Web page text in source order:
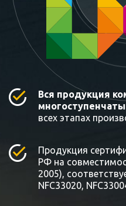
Вся продукция
всех этапах
Продукция
РФ на
2005),
NFC33020,